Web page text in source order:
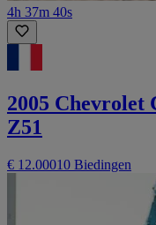
4h 37m 40s
2005 Chevrolet
Z51
€ 12.00010 Biedingen